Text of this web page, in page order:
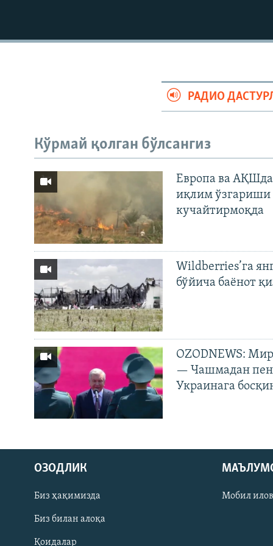
РАДИО
Кўрмай қолган бўлсангиз
Европа ва
иқлим ўзгариши
кучайтирмоқда
Wildberries’га
бўйича баёнот
OZODNEWS:
— Чашмадан
Украинага
ОЗОДЛИК
Биз ҳақимизда
Биз билан алоқа
Қоидалар
Мобил